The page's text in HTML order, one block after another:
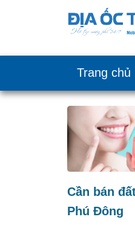
Trang chủ
Cần bán
Phú Đông